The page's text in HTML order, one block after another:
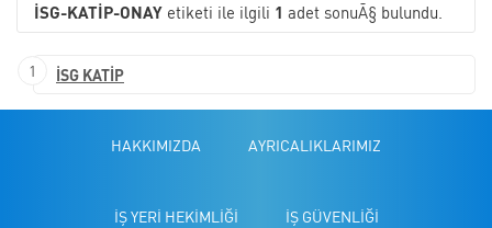
ISG-KATIP-ONAY etiketi ile ilgili 1 adet sonuÃ§ bulundu.
1 İSG KATİP
HAKKIMIZDA AYRICALIKLARIMIZ
İŞ YERİ HEKİMLİĞİ İŞ GÜVENLİĞİ